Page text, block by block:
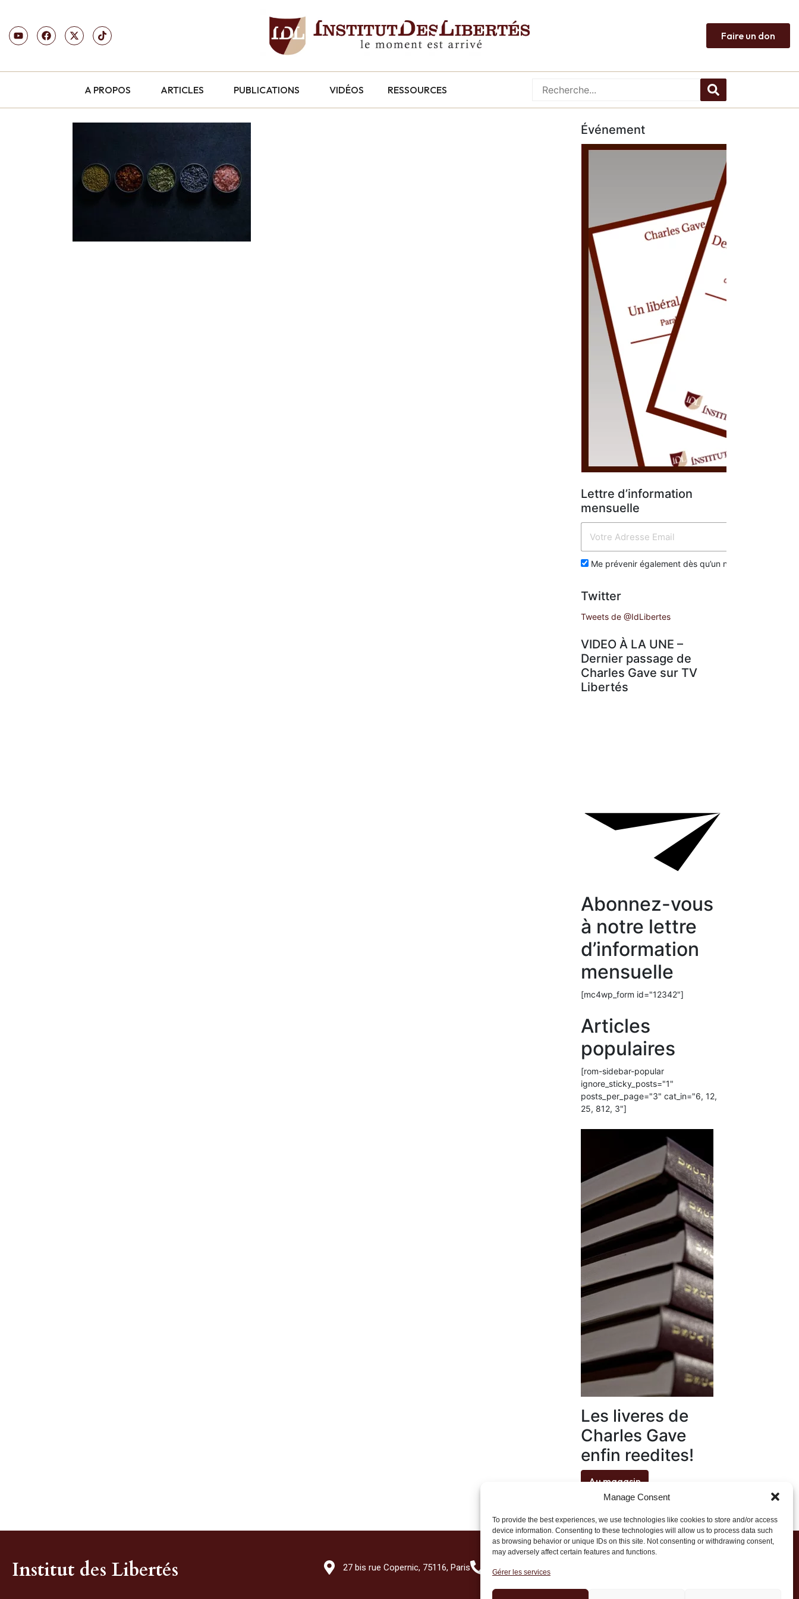
Manage Consent
To provide the best experiences, we use technologies like cookies to store and/or access
device information. Consenting to these technologies will allow us to process data such
as browsing behavior or unique IDs on this site. Not consenting or withdrawing consent,
may adversely affect certain features and functions.
Gérer les services
Faire un don
A PROPOS ARTICLES PUBLICATIONS VIDÉOS RESSOURCES
Événement
Lettre d’information
mensuelle
Me prévenir également dès qu’un nouvel article est
Twitter
Tweets de @IdLibertes
VIDEO À LA UNE –
Dernier passage de
Charles Gave sur TV
Libertés
Abonnez-vous
à notre lettre
d’information
mensuelle
[mc4wp_form id="12342"]
Articles
populaires
[rom-sidebar-popular
ignore_sticky_posts="1"
posts_per_page="3" cat_in="6, 12,
25, 812, 3"]
Les liveres de
Charles Gave
enfin reedites!
Au magasin
Institut des Libertés 27 bis rue Copernic, 75116, Paris +33 (0)1 71 20 45 39